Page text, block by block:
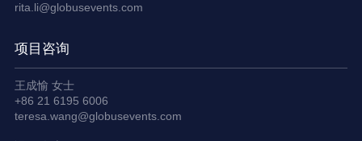
rita.li@globusevents.com
项目咨询
王成愉 女士
+86 21 6195 6006
teresa.wang@globusevents.com